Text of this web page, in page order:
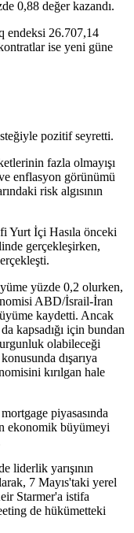
0,88 değer kazandı.
endeksi 26.707,14
ise yeni güne
pozitif seyretti.
fazla olmayışı
enflasyon görünümü
risk algısının
Yurt İçi Hasıla önceki
gerçekleşirken,
yüzde 0,2 olurken,
ABD/İsrail-İran
kaydetti. Ancak
kapsadığı için bundan
olabileceği
dışarıya
kırılgan hale
piyasasında
ekonomik büyümeyi
liderlik yarışının
7 Mayıs'taki yerel
Starmer'a istifa
de hükümetteki